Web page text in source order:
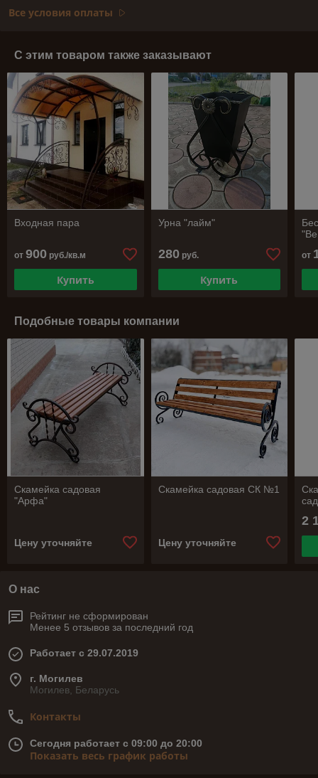
Все условия оплаты
С этим товаром также заказывают
Входная пара
от 900 руб./кв.м
Купить
Урна "лайм"
280руб.
Купить
от
Подобные товары компании
Скамейка садовая
"Арфа"
Цену уточняйте
Скамейка садовая СК №1
Цену уточняйте
2
О нас
Рейтинг не сформирован
Менее 5 отзывов за последний год
Работает с 29.07.2019
г. Могилев
Могилев, Беларусь
Контакты
Сегодня работает с 09:00 до 20:00
Показать весь график работы